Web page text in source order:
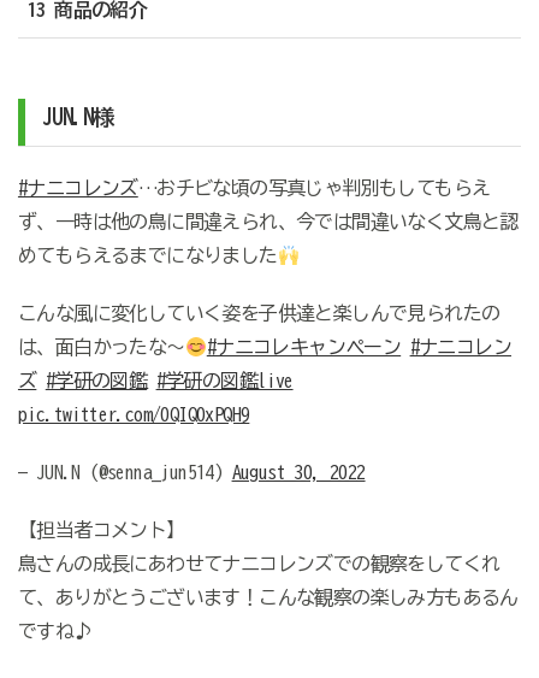
13 商品の紹介
JUN.N様
#ナニコレンズ…おチビな頃の写真じゃ判別もしてもらえ
ず、一時は他の鳥に間違えられ、今では間違いなく文鳥と認
めてもらえるまでになりました
こんな風に変化していく姿を子供達と楽しんで見られたの
は、面白かったな〜
#ナニコレキャンペーン #ナニコレン
ズ #学研の図鑑 #学研の図鑑live
pic.twitter.com/0QIQ0xPQH9
— JUN.N (@senna_jun514) August 30, 2022
【担当者コメント】
鳥さんの成長にあわせてナニコレンズでの観察をしてくれ
て、ありがとうございます！こんな観察の楽しみ方もあるん
ですね♪